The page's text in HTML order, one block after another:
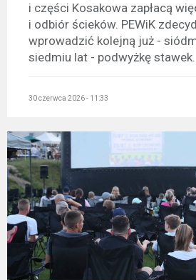
i części Kosakowa zapłacą
i odbiór ścieków. PEWiK
wprowadzić kolejną już -
siedmiu lat - podwyżkę stawek.
30 czerwca 2026 - 11:33